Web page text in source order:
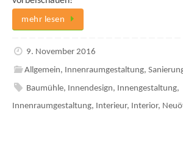
mehr lesen
9. November 2016
Allgemein, Innenraumgestaltung,
Baumühle, Innendesign, Innengestaltung,
Innenraumgestaltung, Interieur, Interior,